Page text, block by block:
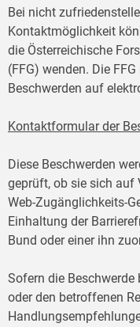
Bei nicht
Kontaktmöglichkeit
die Österreichische
(FFG) wenden. Die
Beschwerden auf
Kontaktformular der
Diese Beschwerden
geprüft, ob sie sich auf
Web-Zugänglichkeits-
Einhaltung der
Bund oder einer ihn
Sofern die Beschwerde
oder den betroffenen